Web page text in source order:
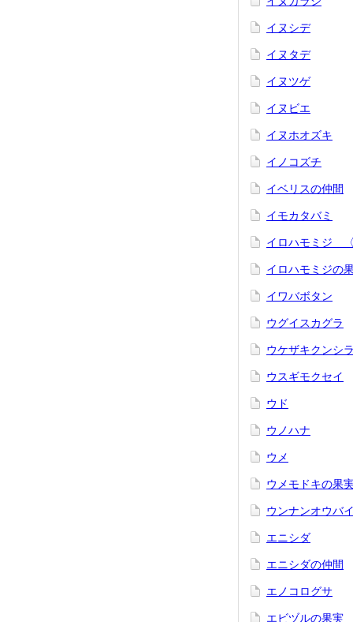
イヌシデ
イヌタデ
イヌツゲ
イヌビエ
イヌホオズキ
イノコズチ
イベリスの仲間
イモカタバミ
イロハモミジ 〈
イロハモミジの
イワバボタン
ウグイスカグラ
ウケザキクンシ
ウスギモクセイ
ウド
ウノハナ
ウメ
ウメモドキの果
ウンナンオウバイ
エニシダ
エニシダの仲間
エノコログサ
エビヅルの果実